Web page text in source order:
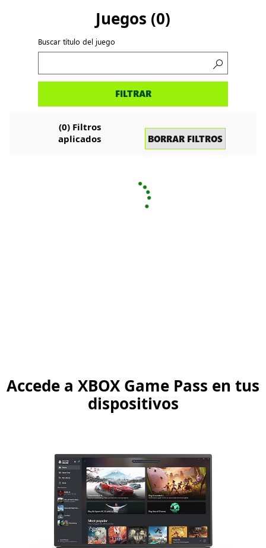
Juegos (0)
Buscar título del juego
Buscar
FILTRAR
(0) Filtros
aplicados
BORRAR FILTROS
Accede a XBOX Game Pass en tus
dispositivos